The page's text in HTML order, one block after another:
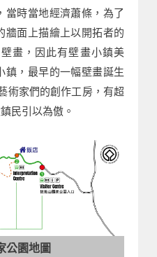
當時當地經濟蕭條，為了
牆面上描繪上以開拓者的
畫，因此有壁畫小鎮美
鎮，最早的一幅壁畫誕生
術家們的創作工房，有超
民引以為傲。
公園地圖